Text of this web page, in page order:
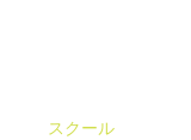
スクール